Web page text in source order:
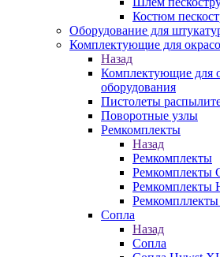
Костюм
Оборудование для
Комплектующие для
Назад
Комплектующие для
оборудования
Пистолеты
Поворотные узлы
Ремкомплекты
Назад
Ремкомплекты
Ремкомплекты
Ремкомплекты
Ремкомпллекты
Сопла
Назад
Сопла